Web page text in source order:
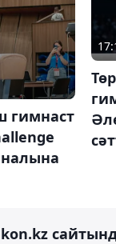
гимнаст